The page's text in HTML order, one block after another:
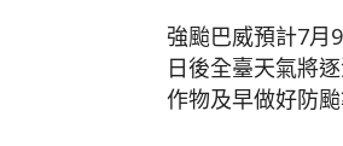
強颱巴威預計7月
日後全臺天氣將
作物及早做好防